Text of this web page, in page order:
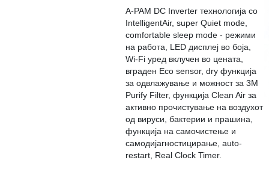
A-PAM DC Inverter технологија со
IntelligentAir, super Quiet mode,
comfortable sleep mode - режими
на работа, LED дисплеј во боја,
Wi-Fi уред вклучен во цената,
вграден Eco sensor, dry функција
за одвлажување и можност за 3М
Purify Filter, функција Clean Air за
активно прочистување на воздухот
од вируси, бактерии и прашина,
функција на самочистење и
самодијагностицирање, аuto-
restart, Real Clock Timer.